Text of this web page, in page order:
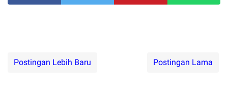
Postingan Lebih Baru Postingan Lama